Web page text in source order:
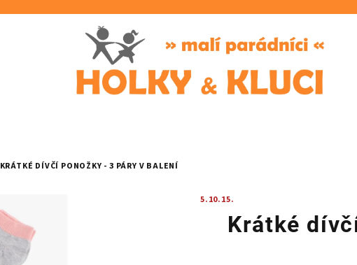
KRÁTKÉ DÍVČÍ PONOŽKY - 3 PÁRY V BALENÍ
5.10.15.
Krátké